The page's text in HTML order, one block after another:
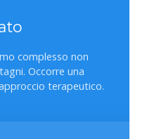
complesso non
Occorre una
terapeutico.